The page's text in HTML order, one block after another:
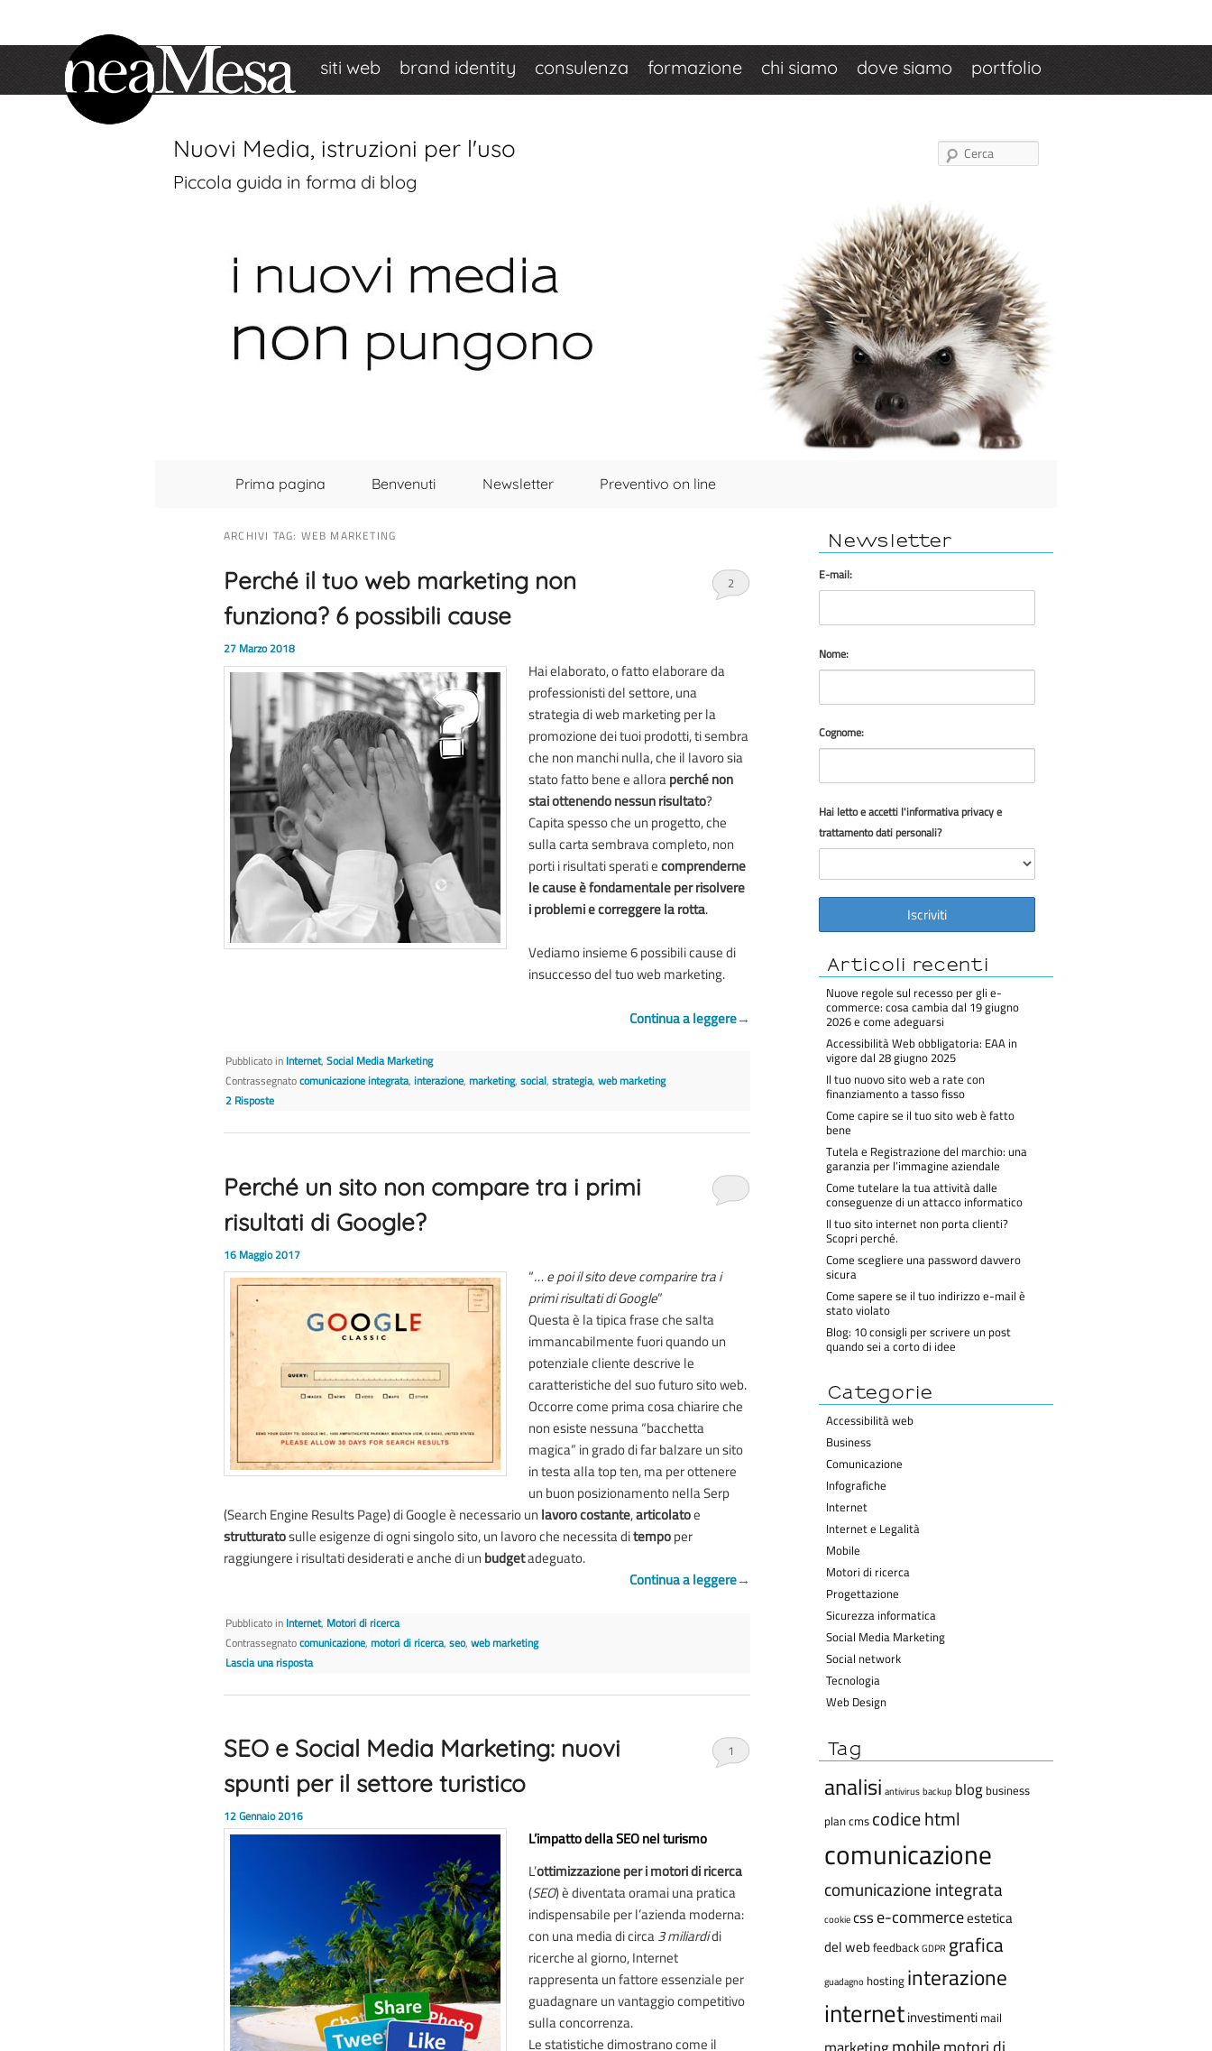
siti web brand identity consulenza formazione chi siamo dove siamo portfolio
Nuovi Media, istruzioni per l'uso
Piccola guida in forma di blog
Vai al contenuto principale
Vai al contenuto secondario
Prima pagina Benvenuti Newsletter Preventivo on line
ARCHIVI TAG: WEB MARKETING
Perché il tuo web marketing non
funziona? 6 possibili cause
27 Marzo 2018
2
Hai elaborato, o fatto elaborare da
professionisti del settore, una
strategia di web marketing per la
promozione dei tuoi prodotti, ti sembra
che non manchi nulla, che il lavoro sia
stato fatto bene e alloraperché non
stai ottenendo nessun risultato?
Capita spesso che un progetto, che
sulla carta sembrava completo, non
porti i risultati sperati ecomprenderne
le cause è fondamentale per risolvere
i problemi e correggere la rotta.
Vediamo insieme 6 possibili cause di
insuccesso del tuo web marketing.
Continua a leggere→
Pubblicato inInternet,Social Media Marketing
Contrassegnatocomunicazione integrata,interazione,marketing,social,strategia,web marketing
2Risposte
Perché un sito non compare tra i primi
risultati di Google?
16 Maggio 2017
“… e poi il sito deve comparire tra i
primi risultati di Google”
Questa è la tipica frase che salta
immancabilmente fuori quando un
potenziale cliente descrive le
caratteristiche del suo futuro sito web.
Occorre come prima cosa chiarire che
non esiste nessuna “bacchetta
magica” in grado di far balzare un sito
in testa alla top ten, ma per ottenere
un buon posizionamento nella Serp
(Search Engine Results Page) di Google è necessario unlavoro costante,articolatoe
strutturatosulle esigenze di ogni singolo sito, un lavoro che necessita ditempoper
raggiungere i risultati desiderati e anche di unbudgetadeguato.
Continua a leggere→
Pubblicato inInternet, Motori di ricerca
Contrassegnatocomunicazione,motori di ricerca,seo,web marketing
Lascia una risposta
SEO e Social Media Marketing: nuovi
spunti per il settore turistico
12 Gennaio 2016
1
L’impatto della SEO nel turismo
L’ottimizzazione per i motori di ricerca
(SEO) è diventata oramai una pratica
indispensabile per l’azienda moderna:
con una media di circa3 miliardidi
ricerche al giorno, Internet
rappresenta un fattore essenziale per
guadagnare un vantaggio competitivo
sulla concorrenza.
Le statistiche dimostrano come il
Newsletter
E-mail:
Nome:
Cognome:
Hai letto e accetti l'informativa privacy e
trattamento dati personali?
Articoli recenti
Nuove regole sul recesso per gli e-
commerce: cosa cambia dal 19 giugno
2026 e come adeguarsi
Accessibilità Web obbligatoria: EAA in
vigore dal 28 giugno 2025
Il tuo nuovo sito web a rate con
finanziamento a tasso fisso
Come capire se il tuo sito web è fatto
bene
Tutela e Registrazione del marchio: una
garanzia per l’immagine aziendale
Come tutelare la tua attività dalle
conseguenze di un attacco informatico
Il tuo sito internet non porta clienti?
Scopri perché.
Come scegliere una password davvero
sicura
Come sapere se il tuo indirizzo e-mail è
stato violato
Blog: 10 consigli per scrivere un post
quando sei a corto di idee
Categorie
Accessibilità web
Business
Comunicazione
Infografiche
Internet
Internet e Legalità
Mobile
Motori di ricerca
Progettazione
Sicurezza informatica
Social Media Marketing
Social network
Tecnologia
Web Design
Tag
analisi antivirusbackup blogbusiness
plancmscodice html
comunicazione
comunicazione integrata
cookiecsse-commerceestetica
del webfeedbackGDPR grafica
guadagno hostinginterazione
internetinvestimentimail